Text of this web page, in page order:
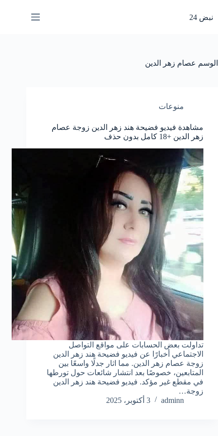
المحتوى
نبض 24
الوسم عصام زهر الدين
منوعات
مشاهدة فيديو فضيحة هند زهر الدين زوجة عصام
زهر الدين +18 كامل بدون حذف
تداولت بعض الحسابات على مواقع التواصل
الاجتماعي أخبارًا عن فيديو فضيحة هند زهر الدين
زوجة عصام زهر الدين. مما اثار جدلًا واسعًا بين
المتابعين، خصوصًا بعد انتشار شائعات حول تورطها
في مقطع غير مؤكد. فيديو فضيحة هند زهر الدين
زوجة…
adminn
3 أكتوبر، 2025